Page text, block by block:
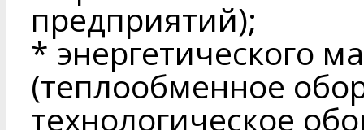
предприятий);
* энергетического
(теплообменное
технологическое